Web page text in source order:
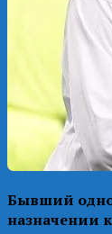
Бывший
назначении